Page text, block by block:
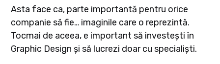
Asta face ca, parte importantă pentru orice
companie să fie… imaginile care o reprezintă.
Tocmai de aceea, e important să investești în
Graphic Design și să lucrezi doar cu specialiști.